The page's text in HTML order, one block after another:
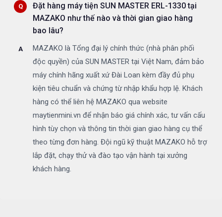
Đặt hàng máy tiện SUN MASTER ERL-1330 tại
MAZAKO như thế nào và thời gian giao hàng
bao lâu?
MAZAKO là Tổng đại lý chính thức (nhà phân phối
độc quyền) của SUN MASTER tại Việt Nam, đảm bảo
máy chính hãng xuất xứ Đài Loan kèm đầy đủ phụ
kiện tiêu chuẩn và chứng từ nhập khẩu hợp lệ. Khách
hàng có thể liên hệ MAZAKO qua website
maytienmini.vn để nhận báo giá chính xác, tư vấn cấu
hình tùy chọn và thông tin thời gian giao hàng cụ thể
theo từng đơn hàng. Đội ngũ kỹ thuật MAZAKO hỗ trợ
lắp đặt, chạy thử và đào tạo vận hành tại xưởng
khách hàng.